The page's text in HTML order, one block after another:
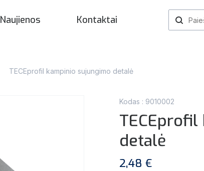
Naujienos Kontaktai
TECEprofil kampinio sujungimo detalė
Kodas : 9010002
detalė
2,48 €